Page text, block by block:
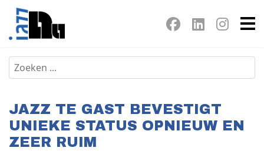
JAZZ TE GAST BEVESTIGT
UNIEKE STATUS OPNIEUW EN
ZEER RUIM